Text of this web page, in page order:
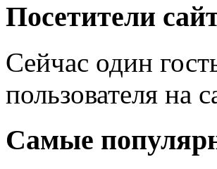
Посетители
Сейчас один
пользователя на
Самые